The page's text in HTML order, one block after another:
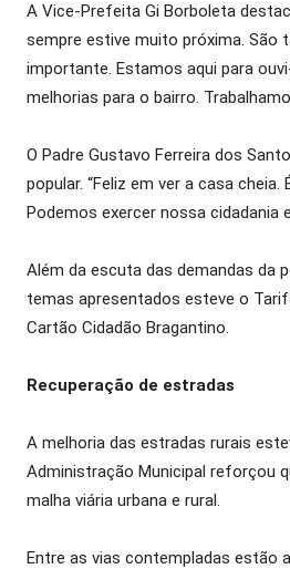
A Vice-Prefeita Gi Borboleta
sempre estive muito próxima. São
importante. Estamos aqui para
melhorias para o bairro.
O Padre Gustavo Ferreira dos
popular. “Feliz em ver a casa
Podemos exercer nossa
Além da escuta das demandas da
temas apresentados esteve o
Cartão Cidadão Bragantino.
Recuperação de estradas
A melhoria das estradas rurais
Administração Municipal reforçou
malha viária urbana e rural.
Entre as vias contempladas estão